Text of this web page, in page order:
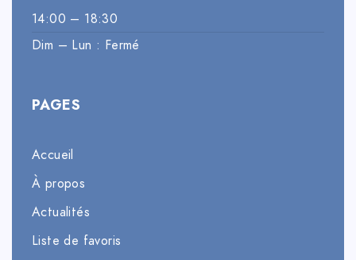
14:00 – 18:30
Dim – Lun : Fermé
PAGES
Accueil
À propos
Actualités
Liste de favoris